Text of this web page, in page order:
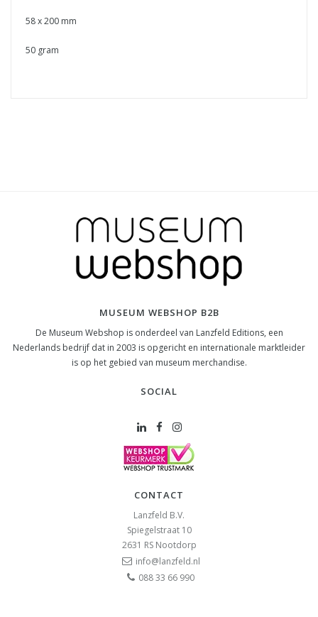
58 x 200 mm
50 gram
MUSEUM WEBSHOP B2B
De Museum Webshop is onderdeel van Lanzfeld Editions, een
Nederlands bedrijf dat in 2003 is opgericht en internationale marktleider
is op het gebied van museum merchandise.
SOCIAL
CONTACT
Lanzfeld B.V.
Spiegelstraat 10
2631 RS Nootdorp
info@lanzfeld.nl
088 33 66 990